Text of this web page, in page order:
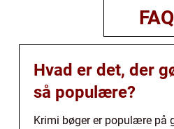
FAQ
Hvad er det, der
så populære?
Krimi bøger er populære på